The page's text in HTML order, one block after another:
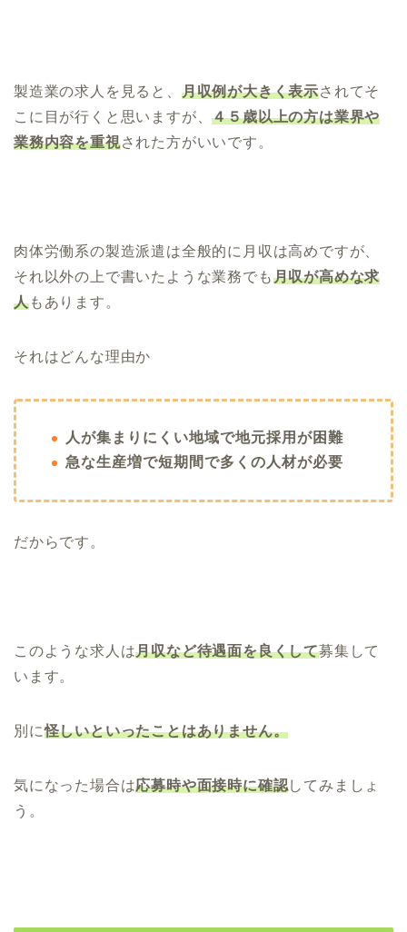
製造業の求人を見ると、 月収例が大きく表示されてそ
こに目が行くと思いますが、４５歳以上の方は業界や
業務内容を重視された方がいいです。
肉体労働系の製造派遣は全般的に月収は高めですが、
それ以外の上で書いたような業務でも月収が高めな求
人もあります。
それはどんな理由か
人が集まりにくい地域で地元採用が困難
急な生産増で短期間で多くの人材が必要
だからです。
このような求人は月収など待遇面を良くして募集して
います。
別に怪しいといったことはありません。
気になった場合は応募時や面接時に確認してみましょ
う。